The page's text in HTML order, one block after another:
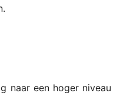
naar een hoger niveau